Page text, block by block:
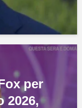
per
2026,